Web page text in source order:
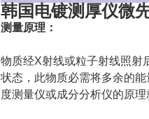
韩国电镀测厚仪微
测量原理：
物质经X射线或粒子射线照射
状态，此物质必需将多余的
度测量仪或成分分析仪的原